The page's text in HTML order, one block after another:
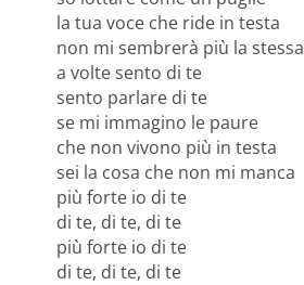
la tua voce che ride in testa
non mi sembrerà più la stessa
a volte sento di te
sento parlare di te
se mi immagino le paure
che non vivono più in testa
sei la cosa che non mi manca
più forte io di te
di te, di te, di te
più forte io di te
di te, di te, di te